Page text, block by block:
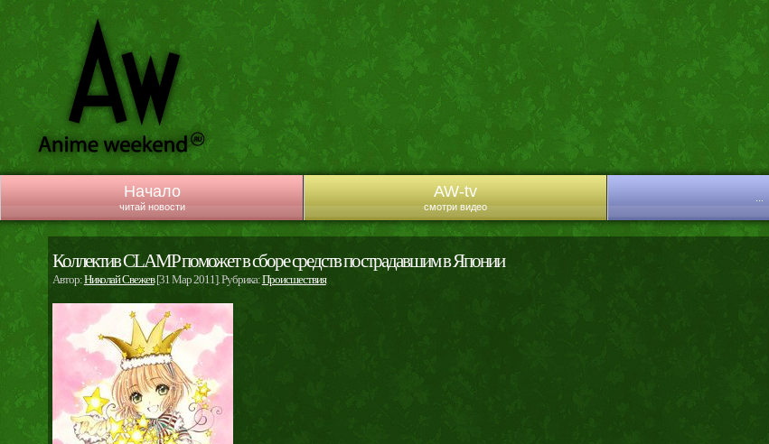
Начало
читай новости
AW-tv
смотри видео
Коллектив CLAMP поможет в сборе средств пострадавшим в Японии
Автор:Николай Свежев[31 Мар 2011]. Рубрика:Происшествия